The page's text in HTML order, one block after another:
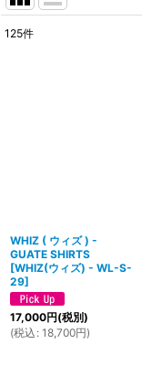
125件
WHIZ ( ウィズ ) -
GUATE SHIRTS
[WHIZ(ウィズ) - WL-S-
29]
17,000円(税別)
(税込 : 18,700円)